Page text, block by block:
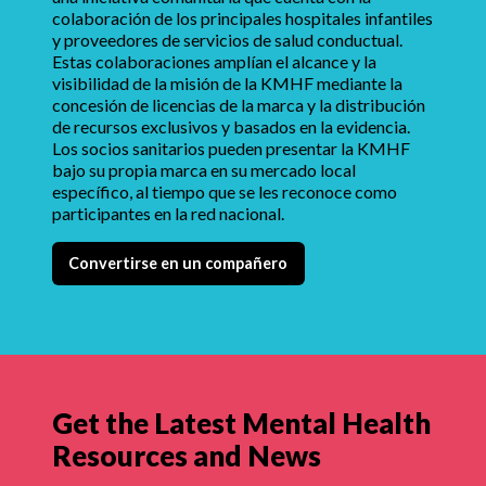
colaboración de los principales hospitales infantiles
y proveedores de servicios de salud conductual.
Estas colaboraciones amplían el alcance y la
visibilidad de la misión de la KMHF mediante la
concesión de licencias de la marca y la distribución
de recursos exclusivos y basados en la evidencia.
Los socios sanitarios pueden presentar la KMHF
bajo su propia marca en su mercado local
específico, al tiempo que se les reconoce como
participantes en la red nacional.
Convertirse en un compañero
Get the Latest Mental Health
Resources and News